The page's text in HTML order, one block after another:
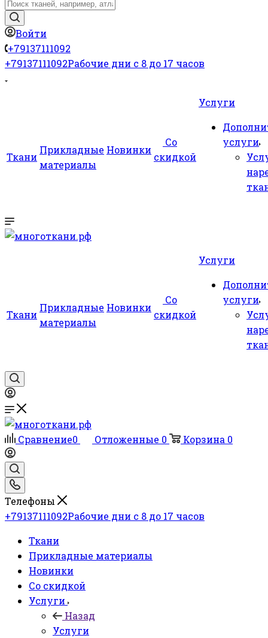
Войти
+79137111092
+79137111092Рабочие дни с 8 до 17 часов
Ткани
Прикладные
материалы
Новинки
Со
скидкой
Услуги
услуги
Ткани
Прикладные
материалы
Новинки
Со
скидкой
Услуги
услуги
Сравнение0 Отложенные 0 Корзина 0
Телефоны
+79137111092Рабочие дни с 8 до 17 часов
Ткани
Прикладные материалы
Новинки
Со скидкой
Услуги
Назад
Услуги